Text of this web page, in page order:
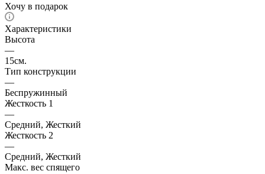
Хочу в подарок
Характеристики
Высота
—
15см.
Тип конструкции
—
Беспружинный
Жесткость 1
—
Средний, Жесткий
Жесткость 2
—
Средний, Жесткий
Макс. вес спящего